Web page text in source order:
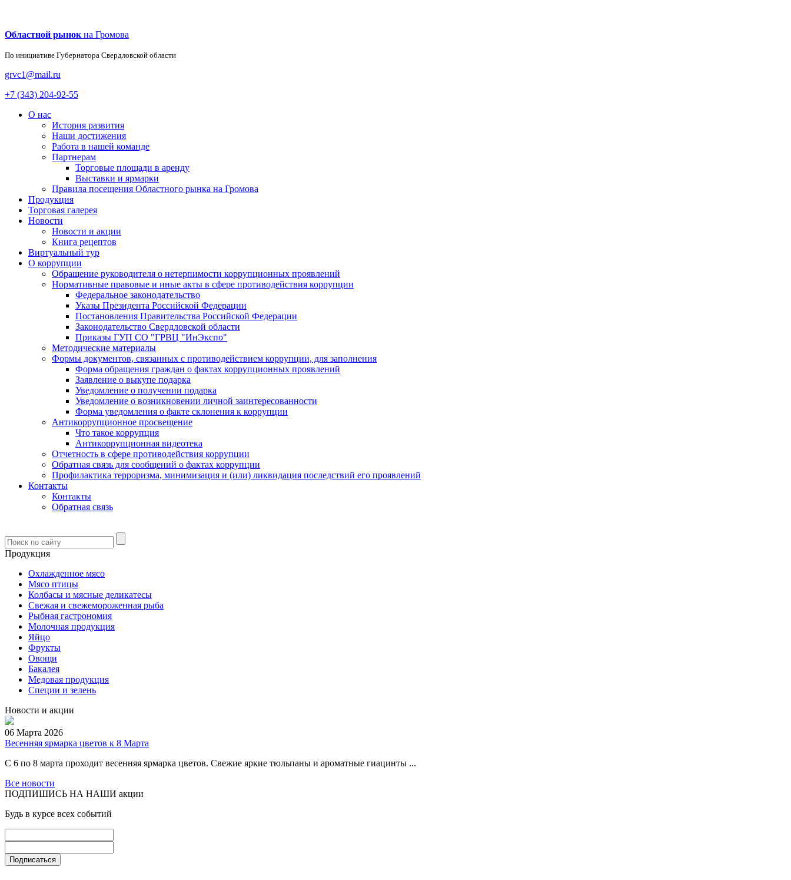
Областной рынок на Громова
По инициативе Губернатора Свердловской области
grvc1@mail.ru
+7 (343) 204-92-55
О нас
История развития
Наши достижения
Работа в нашей команде
Партнерам
Торговые площади в аренду
Выставки и ярмарки
Правила посещения Областного рынка на Громова
Продукция
Торговая галерея
Новости
Новости и акции
Книга рецептов
Виртуальный тур
О коррупции
Обращение руководителя о нетерпимости коррупционных проявлений
Нормативные правовые и иные акты в сфере противодействия коррупции
Федеральное законодательство
Указы Президента Российской Федерации
Постановления Правительства Российской Федерации
Законодательство Свердловской области
Приказы ГУП СО "ГРВЦ "ИнЭкспо"
Методические материалы
Формы документов, связанных с противодействием коррупции, для заполнения
Форма обращения граждан о фактах коррупционных проявлений
Заявление о выкупе подарка
Уведомление о получении подарка
Уведомление о возникновении личной заинтересованности
Форма уведомления о факте склонения к коррупции
Антикоррупционное просвещение
Что такое коррупция
Антикоррупционная видеотека
Отчетность в сфере противодействия коррупции
Обратная связь для сообщений о фактах коррупции
Профилактика терроризма, минимизация и (или) ликвидация последствий его проявлений
Контакты
Контакты
Обратная связь
Продукция
Охлажденное мясо
Мясо птицы
Колбасы и мясные деликатесы
Свежая и свежемороженная рыба
Рыбная гастрономия
Молочная продукция
Яйцо
Фрукты
Овощи
Бакалея
Медовая продукция
Специи и зелень
Новости и акции
06 Марта 2026
Весенняя ярмарка цветов к 8 Марта
С 6 по 8 марта проходит весенняя ярмарка цветов. Свежие яркие тюльпаны и ароматные гиацинты ...
Все новости
ПОДПИШИСЬ НА НАШИ акции
Будь в курсе всех событий